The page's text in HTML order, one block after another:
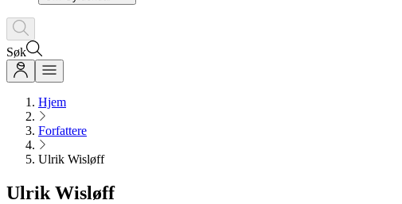
Søk
Hjem
Forfattere
Ulrik Wisløff
Ulrik Wisløff